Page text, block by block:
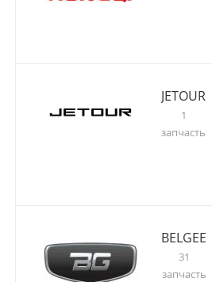
JETOUR
1
запчасть
BELGEE
31
запчасть